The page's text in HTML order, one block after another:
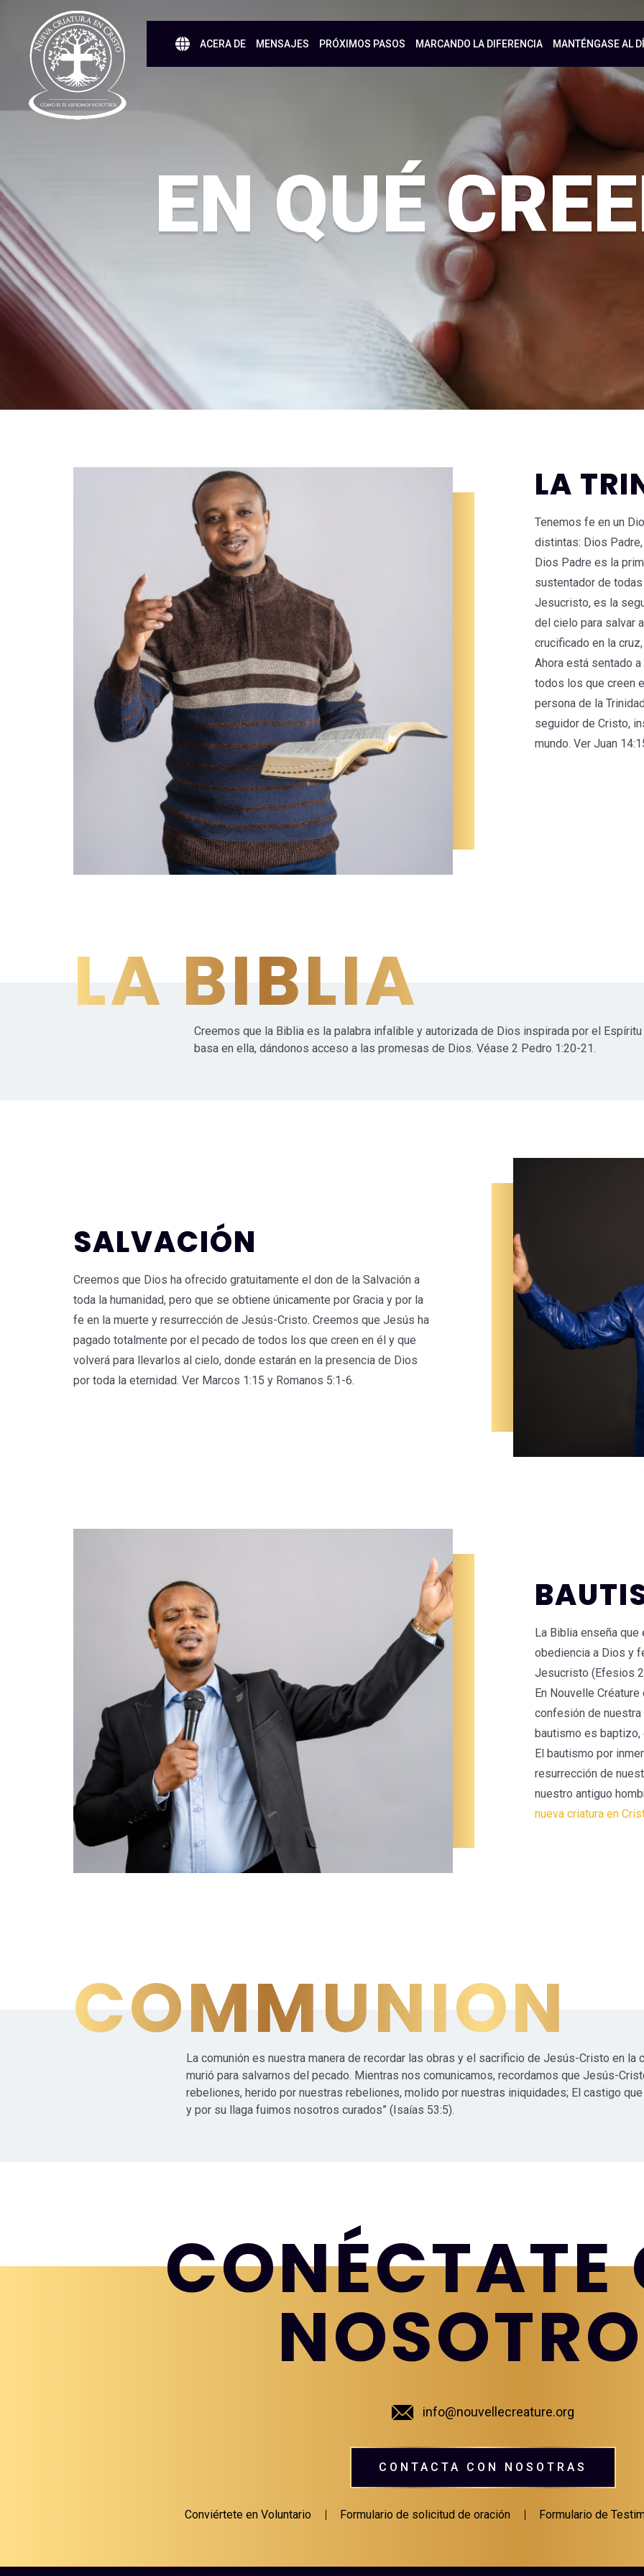
ACERA DE MENSAJES PRÓXIMOS PASOS MARCANDO LA DIFERENCIA MANTÉNGASE AL
EN QUÉ
LA
Tenemos fe en un
distintas: Dios
Dios Padre es la
sustentador de
Jesucristo, es la
del cielo para salvar
crucificado en la
Ahora está sentado
todos los que creen
persona de la
seguidor de Cristo,
mundo. Ver Juan
LA BIBLIA
Creemos que la Biblia es la palabra infalible y autorizada de Dios inspirada por el
basa en ella, dándonos acceso a las promesas de Dios. Véase 2 Pedro 1:20-21.
SALVACIÓN
Creemos que Dios ha ofrecido gratuitamente el don de la Salvación a
toda la humanidad, pero que se obtiene únicamente por Gracia y por la
fe en la muerte y resurrección de Jesús-Cristo. Creemos que Jesús ha
pagado totalmente por el pecado de todos los que creen en él y que
volverá para llevarlos al cielo, donde estarán en la presencia de Dios
por toda la eternidad. Ver Marcos 1:15 y Romanos 5:1-6.
La Biblia enseña
obediencia a Dios y
Jesucristo (Efesios
En Nouvelle
confesión de
bautismo es baptizo,
El bautismo por
resurrección de
nuestro antiguo
nueva criatura en
COMMUNION
La comunión es nuestra manera de recordar las obras y el sacrificio de Jesús-Cristo en la
murió para salvarnos del pecado. Mientras nos comunicamos, recordamos que Jesús-
rebeliones, herido por nuestras rebeliones, molido por nuestras iniquidades; El castigo
y por su llaga fuimos nosotros curados” (Isaías 53:5).
CONÉCTATE
info@nouvellecreature.org
CONTACTA CON NOSOTRAS
Conviértete en Voluntario Formulario de solicitud de oración Formulario de